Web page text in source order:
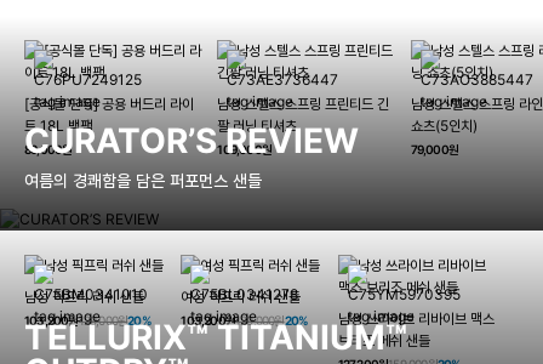
[공식몰 단독] 공용 버드리 라이
트 18L 백팩
89,000원
남성 스텔스 스프링 프린티드 긴
팔 러닝 티셔츠
109,000원
남성 스텔스 스프링 라
쇼츠(5인치)
79,000원
CURATOR’S REVIEW
여름의 경쾌함을 담은 퍼포먼스 샌들
남성 픽프릭 러쉬 샌들
103,200원129,000원20%
여성 픽프릭 러쉬 샌들
103,200원129,000원20%
남성 쓰라이브 리바이브 맥스
브리즈 메쉬 샌들
TELLURIX™ TITANIUM™